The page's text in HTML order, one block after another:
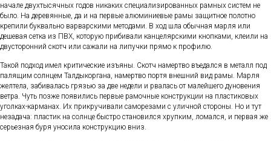
начале двухтысячных годов никаких специализированных рамных систем не
было. На деревянные, да и на первые алюминиевые рамы защитное полотно
крепили буквально варварскими методами. В ход шла обычная марля или
дешевая сетка из ПВХ, которую прибивали канцелярскими кнопками, клеили на
двусторонний скотч или сажали на липучки прямо к профилю.
Такой подход имел критические изъяны. Скотч намертво въедался в металл под
палящим солнцем Талдыкоргана, намертво портя внешний вид рамы. Марля
желтела, забивалась грязью за две недели и рвалась от малейшего дуновения
ветра. Чуть позже появились первые рамочные конструкции на пластиковых
уголках-карманах. Их прикручивали саморезами с уличной стороны. Но и тут
незадача: пластик на солнце быстро становился хрупким, ломался, и первая же
серьезная буря уносила конструкцию вниз.